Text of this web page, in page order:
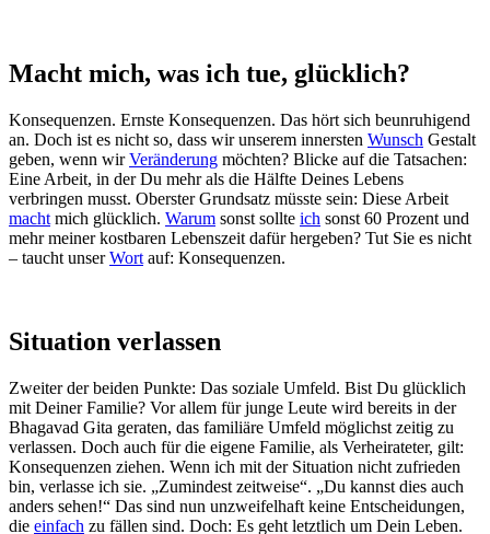
Macht mich, was ich tue, glücklich?
Konsequenzen. Ernste Konsequenzen. Das hört sich beunruhigend
an. Doch ist es nicht so, dass wir unserem innersten Wunsch Gestalt
geben, wenn wirVeränderung möchten? Blicke auf die Tatsachen:
Eine Arbeit, in der Du mehr als die Hälfte Deines Lebens
verbringen musst. Oberster Grundsatz müsste sein: Diese Arbeit
macht mich glücklich. Warum sonst sollte ich sonst 60 Prozent und
mehr meiner kostbaren Lebenszeit dafür hergeben? Tut Sie es nicht
– taucht unserWort auf: Konsequenzen.
Situation verlassen
Zweiter der beiden Punkte: Das soziale Umfeld. Bist Du glücklich
mit Deiner Familie? Vor allem für junge Leute wird bereits in der
Bhagavad Gita geraten, das familiäre Umfeld möglichst zeitig zu
verlassen. Doch auch für die eigene Familie, als Verheirateter, gilt:
Konsequenzen ziehen. Wenn ich mit der Situation nicht zufrieden
bin, verlasse ich sie. „Zumindest zeitweise“. „Du kannst dies auch
anders sehen!“ Das sind nun unzweifelhaft keine Entscheidungen,
die einfach zu fällen sind. Doch: Es geht letztlich um Dein Leben.